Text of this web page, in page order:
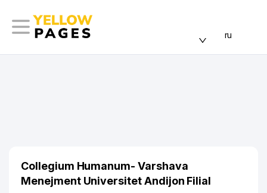
ru
Collegium Humanum- Varshava
Menejment Universitet Andijon Filial